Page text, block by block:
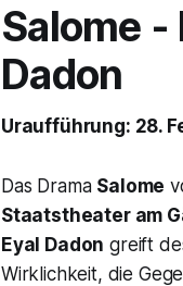
Salome -
Dadon
Uraufführung: 28.
Das Drama Salome
Staatstheater am
Eyal Dadon greift
Wirklichkeit, die